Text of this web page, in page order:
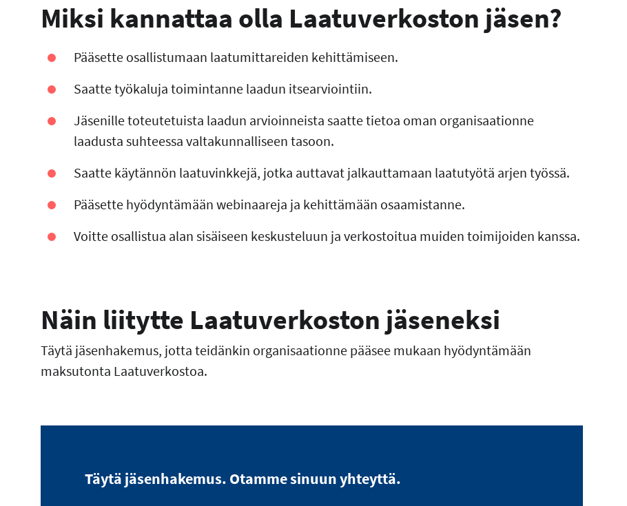
Miksi kannattaa olla Laatuverkoston jäsen?
Pääsette osallistumaan laatumittareiden kehittämiseen.
Saatte työkaluja toimintanne laadun itsearviointiin.
Jäsenille toteutetuista laadun arvioinneista saatte tietoa oman organisaationne
laadusta suhteessa valtakunnalliseen tasoon.
Saatte käytännön laatuvinkkejä, jotka auttavat jalkauttamaan laatutyötä arjen työssä.
Pääsette hyödyntämään webinaareja ja kehittämään osaamistanne.
Voitte osallistua alan sisäiseen keskusteluun ja verkostoitua muiden toimijoiden kanssa.
Näin liitytte Laatuverkoston jäseneksi
Täytä jäsenhakemus, jotta teidänkin organisaationne pääsee mukaan hyödyntämään
maksutonta Laatuverkostoa.
Täytä jäsenhakemus. Otamme sinuun yhteyttä.